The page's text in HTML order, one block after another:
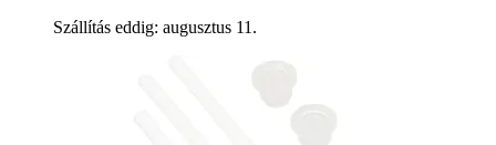
Szállítás eddig: augusztus 11.